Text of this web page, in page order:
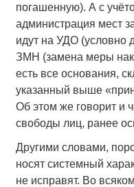
погашенную). А с
администрация мест
идут на УДО (условно
ЗМН (замена меры
есть все основания,
указанный выше
Об этом же говорит и
свободы лиц, ранее
Другими словами,
носят системный
не исправят. Во